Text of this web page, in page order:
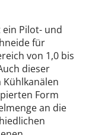
ein Pilot- und
für
von 1,0 bis
dieser
Form
an die